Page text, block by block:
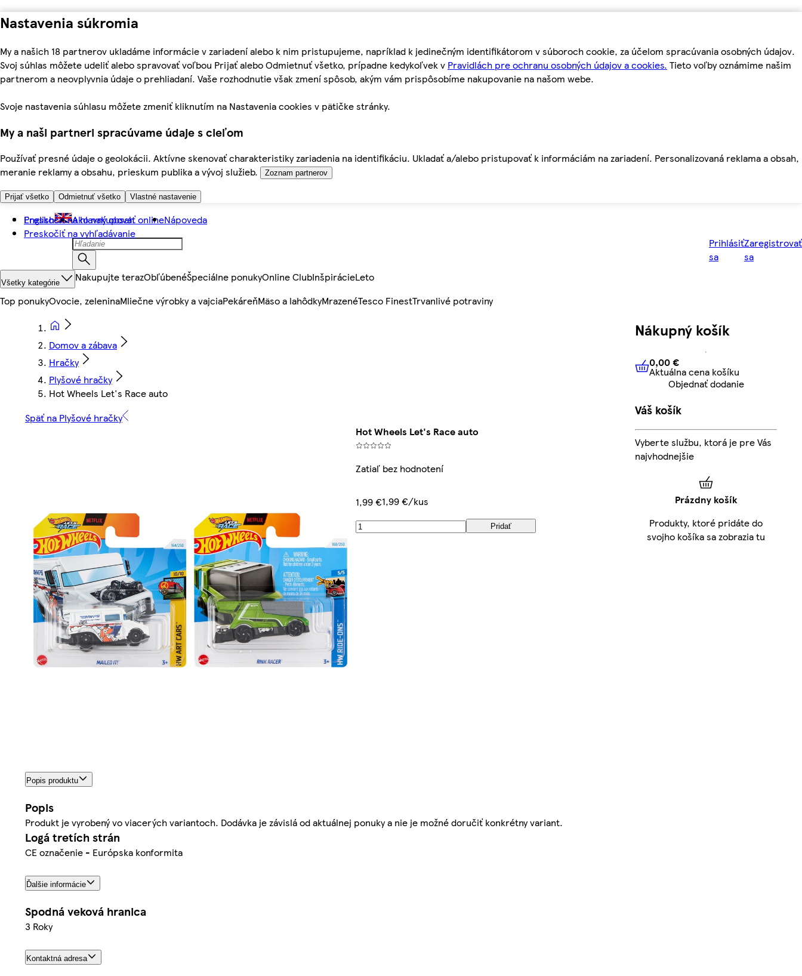
Nastavenia súkromia
My a našich 18 partnerov ukladáme informácie v zariadení alebo k nim pristupujeme, napríklad k jedinečným identifikátorom v súboroch cookie, za účelom spracúvania osobných údajov.
Svoj súhlas môžete udeliť alebo spravovať voľbou Prijať alebo Odmietnuť všetko, prípadne kedykoľvek v Pravidlách pre ochranu osobných údajov a cookies. Tieto voľby oznámime našim
partnerom a neovplyvnia údaje o prehliadaní. Vaše rozhodnutie však zmení spôsob, akým vám prispôsobíme nakupovanie na našom webe.
Svoje nastavenia súhlasu môžete zmeniť kliknutím na Nastavenia cookies v pätičke stránky.
My a naši partneri spracúvame údaje s cieľom
Používať presné údaje o geolokácii. Aktívne skenovať charakteristiky zariadenia na identifikáciu. Ukladať a/alebo pristupovať k informáciám na zariadení. Personalizovaná reklama a obsah,
meranie reklamy a obsahu, prieskum publika a vývoj služieb.
Zoznam partnerov
Prijať všetko Odmietnuť všetko Vlastné nastavenie
Preskočiť na hlavný obsah
Preskočiť na vyhľadávanie
English Ako nakupovať onlineNápoveda
Prihlásiť
sa
Zaregistrovať
sa
Všetky kategórie Nakupujte terazObľúbenéŠpeciálne ponukyOnline ClubInšpirácieLeto
Top ponukyOvocie, zeleninaMliečne výrobky a vajciaPekáreňMäso a lahôdkyMrazenéTesco FinestTrvanlivé potraviny
Domov a zábava
Hračky
Plyšové hračky
Hot Wheels Let's Race auto
Späť na Plyšové hračky
Hot Wheels Let's Race auto
Zatiaľ bez hodnotení
1,99 €1,99 €/kus
Pridať
Popis produktu
Popis
Produkt je vyrobený vo viacerých variantoch. Dodávka je závislá od aktuálnej ponuky a nie je možné doručiť konkrétny variant.
Logá tretích strán
CE označenie - Európska konformita
Ďalšie informácie
Spodná veková hranica
3 Roky
Kontaktná adresa
Nákupný košík
0,00 € Aktuálna cena košíku
0,00 €
Aktuálna cena košíku
Objednať dodanie
Váš košík
Vyberte službu, ktorá je pre Vás
najvhodnejšie
Prázdny košík
Produkty, ktoré pridáte do
svojho košíka sa zobrazia tu